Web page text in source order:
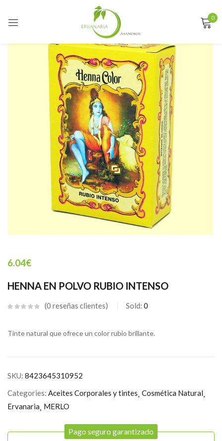
0
6.04€
HENNA EN POLVO RUBIO INTENSO
0 reseñas clientes Sold: 0
Tinte natural que ofrece un color rubio brillante.
SKU: 8423645310952
Categories: Aceites Corporales y tintes Cosmética Natural
Ervanaria MERLO
Pago seguro garantizado
Sign in
Remember me Lost password?
LOG IN
CREATE AN ACCOUNT